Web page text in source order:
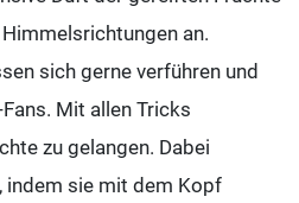
an.
sich gerne verführen und
Mit allen Tricks
zu gelangen. Dabei
indem sie mit dem Kopf